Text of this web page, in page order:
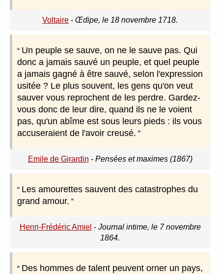
Voltaire - Œdipe, le 18 novembre 1718.
Un peuple se sauve, on ne le sauve pas. Qui
donc a jamais sauvé un peuple, et quel peuple
a jamais gagné à être sauvé, selon l'expression
usitée ? Le plus souvent, les gens qu'on veut
sauver vous reprochent de les perdre. Gardez-
vous donc de leur dire, quand ils ne le voient
pas, qu'un abîme est sous leurs pieds : ils vous
accuseraient de l'avoir creusé.
Emile de Girardin - Pensées et maximes (1867)
Les amourettes sauvent des catastrophes du
grand amour.
Henri-Frédéric Amiel - Journal intime, le 7 novembre
1864.
Des hommes de talent peuvent orner un pays,